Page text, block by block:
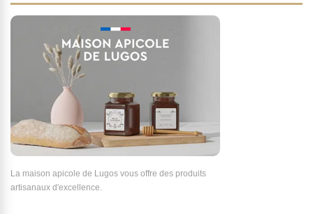
La maison apicole de Lugos vous offre des produits
artisanaux d'excellence.